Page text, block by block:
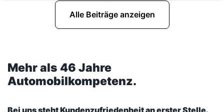
Alle Beiträge anzeigen
Mehr als 46 Jahre
Automobilkompetenz.
Bei uns steht Kundenzufriedenheit an erster Stelle.